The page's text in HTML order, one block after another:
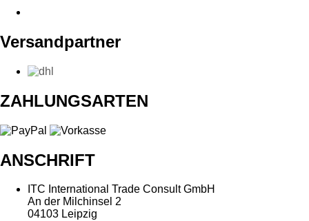
Versandpartner
ZAHLUNGSARTEN
ANSCHRIFT
ITC International Trade Consult GmbH
An der Milchinsel 2
04103 Leipzig